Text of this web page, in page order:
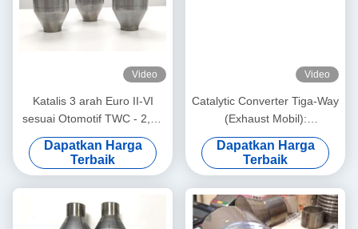
Video
Katalis 3 arah Euro II-VI
sesuai Otomotif TWC - 2,5 "
50 Cell
Dapatkan Harga
Terbaik
Video
Catalytic Converter Tiga-Way
(Exhaust Mobil):
100,200,300,400600 jumlah
sel. Euro 3.
Dapatkan Harga
Terbaik